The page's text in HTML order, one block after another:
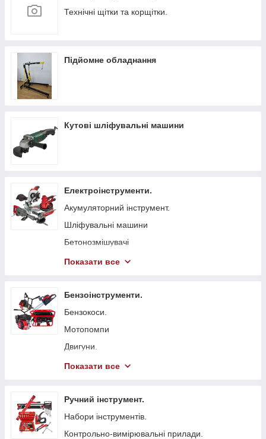
Технічні щітки та корщітки.
Підйомне обладнання
Кутові шліфувальні машини
Електроінструменти.
Акумуляторний інструмент.
Шліфувальні машини
Бетонозмішувачі
Болгарка (КШМ)
Вібратори глибинні для бетону
Стрічкові пили
Токарні станки
Гайковерти мережеві
Свердлильні верстати
Штроборізи
Плиткорізи.
Електроножиці
Показати все
Бензоінструменти.
Бензокоси.
Мотопомпи
Двигуни.
Бензопили.
Віброплити
Бензинові газонокосарки.
Бетонорізи
Показати все
Ручний інструмент.
Набори інструментів.
Контрольно-вимірювальні прилади.